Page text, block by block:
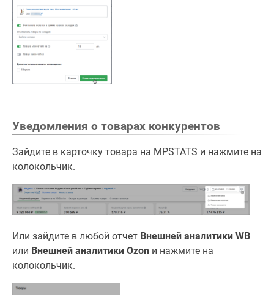
Уведомления о товарах конкурентов
Зайдите в карточку товара на MPSTATS и нажмите на
колокольчик.
Или зайдите в любой отчет Внешней аналитики WB
или Внешней аналитики Ozon и нажмите на
колокольчик.